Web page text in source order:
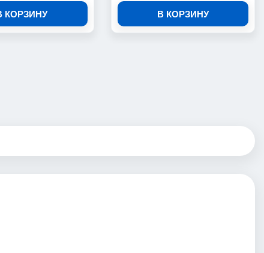
КОРЗИНУ В КОРЗИНУ